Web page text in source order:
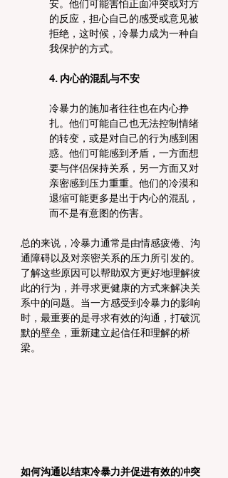
安。他们可能害怕正面冲突或对方
的反应，担心自己的感受或意见被
拒绝，这时候，冷暴力成为一种自
我保护的方式。
4. 内心的混乱与不安
冷暴力的施加者往往也在内心挣
扎。他们可能自己也无法控制情绪
的转变，或是对自己的行为感到困
惑。他们可能感到矛盾，一方面想
要与伴侣保持关系，另一方面又对
亲密感到压力重重。他们的冷漠和
退缩可能更多是出于内心的混乱，
而不是有意图的伤害。
总的来说，冷暴力通常是由情感疲倦、沟
通障碍以及对亲密关系的压力所引发的。
了解这些原因可以帮助双方更好地理解彼
此的行为，并寻求更健康的方式来解决关
系中的问题。当一方感受到冷暴力的影响
时，最重要的是寻求有效的沟通，打破沉
默的壁垒，重新建立起信任和理解的桥
梁。
如何沟通以结束冷暴力并促进有效的冲突